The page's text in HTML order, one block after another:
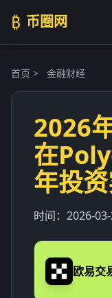
₿ 币圈网
首页 > 金融财经
2026
在
年投
时间： 2026-
欧易交